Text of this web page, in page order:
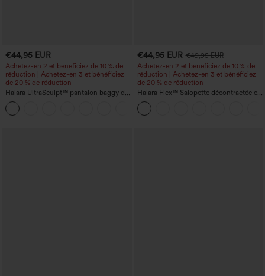
€44,95 EUR
Achetez-en 2 et bénéficiez de 10 % de
réduction | Achetez-en 3 et bénéficiez
de 20 % de réduction
Halara UltraSculpt™ pantalon baggy de
yoga taille haute à effet gainant pour le
ventre, à rayures color block, avec
poches
€44,95 EUR €49,95 EUR
Achetez-en 2 et bénéficiez de 10 % de
réduction | Achetez-en 3 et bénéficiez
de 20 % de réduction
Halara Flex™ Salopette décontractée en
denim lavé à encolure en V avec poche